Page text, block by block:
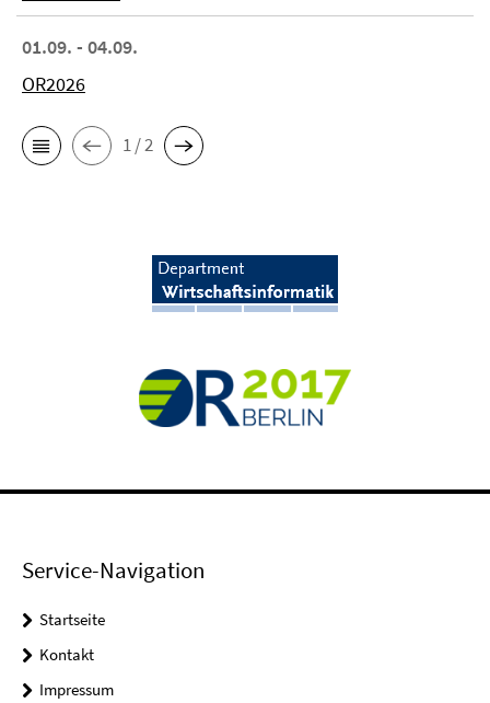
01.09. - 04.09.
OR2026
1 / 2
Service-Navigation
Startseite
Kontakt
Impressum